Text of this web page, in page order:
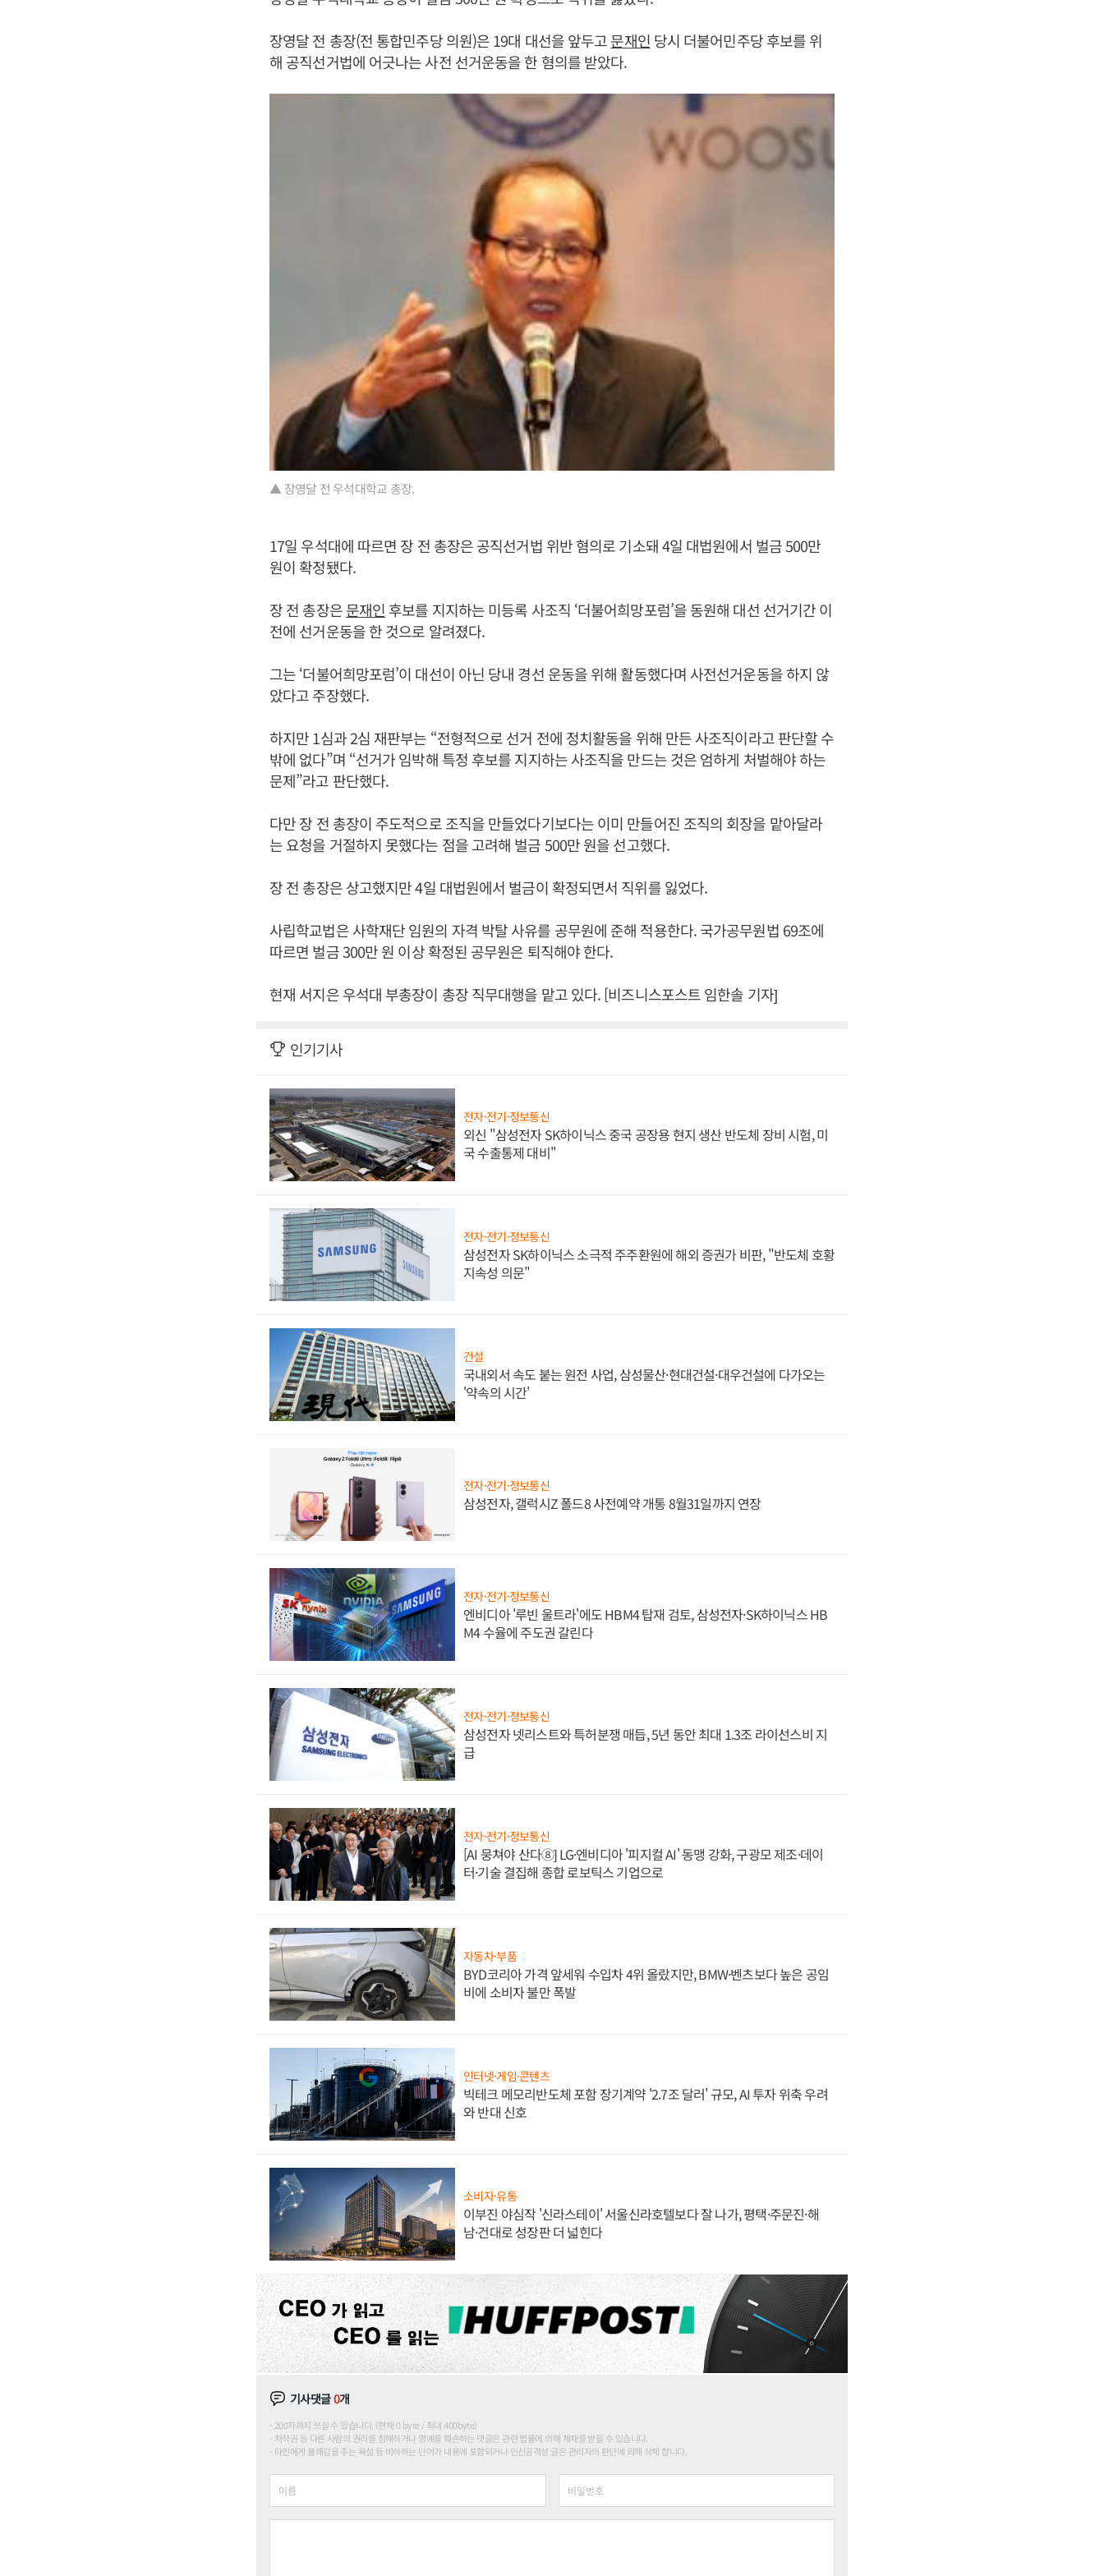
장영달 전 총장(전 통합민주당 의원)은 19대 대선을 앞두고문재인 당시 더불어민주당 후보를 위
해 공직선거법에 어긋나는 사전 선거운동을 한 혐의를 받았다.
▲ 장영달 전 우석대학교 총장.
17일 우석대에 따르면 장 전 총장은 공직선거법 위반 혐의로 기소돼 4일 대법원에서 벌금 500만
원이 확정됐다.
장 전 총장은문재인 후보를 지지하는 미등록 사조직 ‘더불어희망포럼’을 동원해 대선 선거기간 이
전에 선거운동을 한 것으로 알려졌다.
그는 ‘더불어희망포럼’이 대선이 아닌 당내 경선 운동을 위해 활동했다며 사전선거운동을 하지 않
았다고 주장했다.
하지만 1심과 2심 재판부는 “전형적으로 선거 전에 정치활동을 위해 만든 사조직이라고 판단할 수
밖에 없다”며 “선거가 임박해 특정 후보를 지지하는 사조직을 만드는 것은 엄하게 처벌해야 하는
문제”라고 판단했다.
다만 장 전 총장이 주도적으로 조직을 만들었다기보다는 이미 만들어진 조직의 회장을 맡아달라
는 요청을 거절하지 못했다는 점을 고려해 벌금 500만 원을 선고했다.
장 전 총장은 상고했지만 4일 대법원에서 벌금이 확정되면서 직위를 잃었다.
사립학교법은 사학재단 임원의 자격 박탈 사유를 공무원에 준해 적용한다. 국가공무원법 69조에
따르면 벌금 300만 원 이상 확정된 공무원은 퇴직해야 한다.
현재 서지은 우석대 부총장이 총장 직무대행을 맡고 있다. [비즈니스포스트 임한솔 기자]
인기기사
전자·전기·정보통신
외신 "삼성전자 SK하이닉스 중국 공장용 현지 생산 반도체 장비 시험, 미
국 수출통제 대비"
전자·전기·정보통신
삼성전자 SK하이닉스 소극적 주주환원에 해외 증권가 비판, "반도체 호황
지속성 의문"
건설
국내외서 속도 붙는 원전 사업, 삼성물산·현대건설·대우건설에 다가오는
'약속의 시간'
전자·전기·정보통신
삼성전자, 갤럭시Z 폴드8 사전예약 개통 8월31일까지 연장
전자·전기·정보통신
엔비디아 '루빈 울트라'에도 HBM4 탑재 검토, 삼성전자·SK하이닉스 HB
M4 수율에 주도권 갈린다
전자·전기·정보통신
삼성전자 넷리스트와 특허분쟁 매듭, 5년 동안 최대 1.3조 라이선스비 지
급
전자·전기·정보통신
[AI 뭉쳐야 산다⑧] LG·엔비디아 '피지컬 AI' 동맹 강화, 구광모 제조·데이
터·기술 결집해 종합 로보틱스 기업으로
자동차·부품
BYD코리아 가격 앞세워 수입차 4위 올랐지만, BMW·벤츠보다 높은 공임
비에 소비자 불만 폭발
인터넷·게임·콘텐츠
빅테크 메모리반도체 포함 장기계약 '2.7조 달러' 규모, AI 투자 위축 우려
와 반대 신호
소비자·유통
이부진 야심작 '신라스테이' 서울신라호텔보다 잘 나가, 평택·주문진·해
남·건대로 성장판 더 넓힌다
기사댓글0개
200자까지 쓰실 수 있습니다. (현재 0 byte / 최대 400byte)
저작권 등 다른 사람의 권리를 침해하거나 명예를 훼손하는 댓글은 관련 법률에 의해 제재를 받을 수 있습니다.
타인에게 불쾌감을 주는 욕설 등 비하하는 단어가 내용에 포함되거나 인신공격성 글은 관리자의 판단에 의해 삭제 합니다.